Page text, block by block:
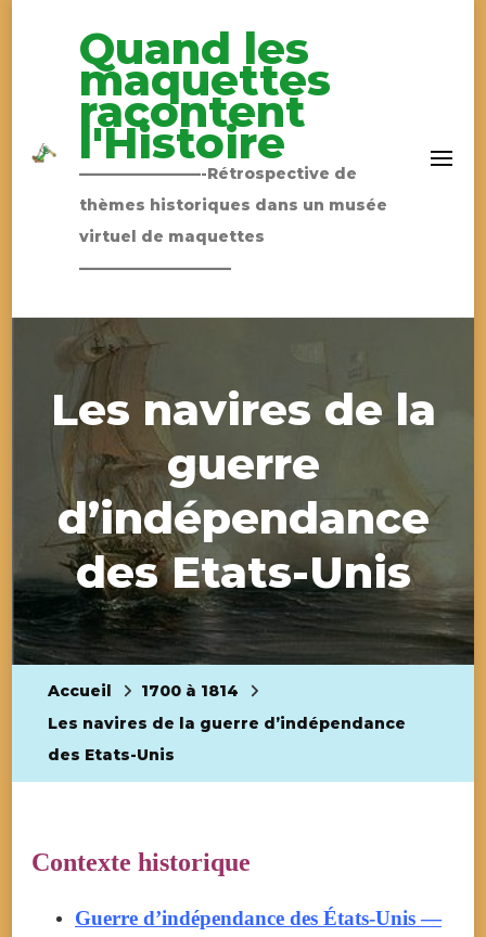
Quand les
maquettes
racontent
l'Histoire
————————-Rétrospective de
thèmes historiques dans un musée
virtuel de maquettes
——————————
Les navires de la
guerre
d’indépendance
des Etats-Unis
Accueil
1700 à 1814
Les navires de la guerre d’indépendance
des Etats-Unis
Contexte historique
Guerre d’indépendance des États-Unis —